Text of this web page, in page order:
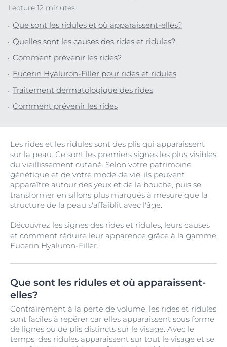
Lecture 12 minutes
Que sont les ridules et où apparaissent-elles?
Quelles sont les causes des rides et ridules?
Comment prévenir les rides?
Eucerin Hyaluron-Filler pour rides et ridules
Traitement dermatologique des rides
Comment prévenir les rides
Les rides et les ridules sont des plis qui apparaissent
sur la peau. Ce sont les premiers signes les plus visibles
du vieillissement cutané. Selon votre patrimoine
génétique et de votre mode de vie, ils peuvent
apparaître autour des yeux et de la bouche, puis se
transformer en sillons plus marqués à mesure que la
structure de la peau s'affaiblit avec l'âge.
Découvrez les signes des rides et ridules, leurs causes
et comment réduire leur apparence grâce à la gamme
Eucerin Hyaluron-Filler.
Que sont les ridules et où apparaissent-
elles?
Contrairement à la perte de volume, les rides et ridules
sont faciles à repérer car elles apparaissent sous forme
de lignes ou de plis distincts sur le visage. Avec le
temps, des ridules apparaissent sur tout le visage et se